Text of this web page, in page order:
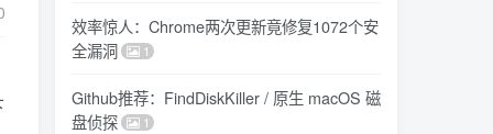
效率惊人：Chrome两次更新竟修复1072个安
全漏洞
1
Github推荐：FindDiskKiller / 原生 macOS 磁
盘侦探
1